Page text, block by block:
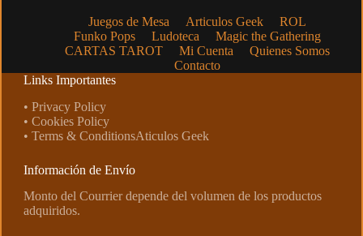
Juegos de Mesa Articulos Geek
ROL
Funko Pops
Ludoteca
Magic the Gathering
CARTAS TAROT
Mi Cuenta
Quienes Somos
Contacto
Links Importantes
• Privacy Policy
• Cookies Policy
• Terms & ConditionsAticulos Geek
Información de Envío
Monto del Courrier depende del volumen de los productos
adquiridos.